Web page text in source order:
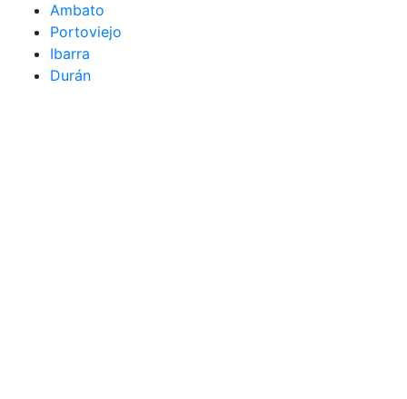
Ambato
Portoviejo
Ibarra
Durán